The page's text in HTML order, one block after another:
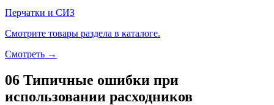
Перчатки и СИЗ
Смотрите товары раздела в каталоге.
Смотреть →
06 Типичные ошибки при
использовании расходников